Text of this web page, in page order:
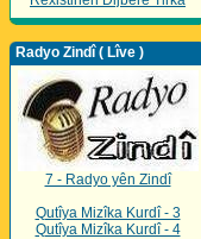
Radyo Zindî ( Lîve )
7 - Radyo yên Zindî
Qutîya Mizîka Kurdî - 3
Qutîya Mizîka Kurdî - 4